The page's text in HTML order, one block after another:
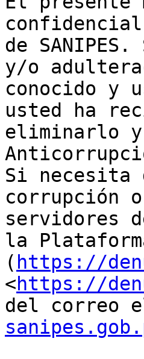
de
y/o
conocido y
usted ha
eliminarlo
Si necesita
corrupción
servidores
la
( https://
<https://
del correo